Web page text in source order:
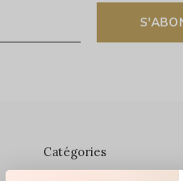
Catégories